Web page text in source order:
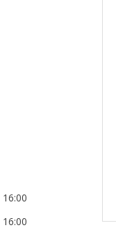
16:00
16:00